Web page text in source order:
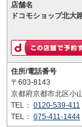
店舗名
ドコモショップ北大
住所/電話番号
〒603-8143
京都府京都市北区小
TEL： 0120-539-411
TEL： 075-411-1444